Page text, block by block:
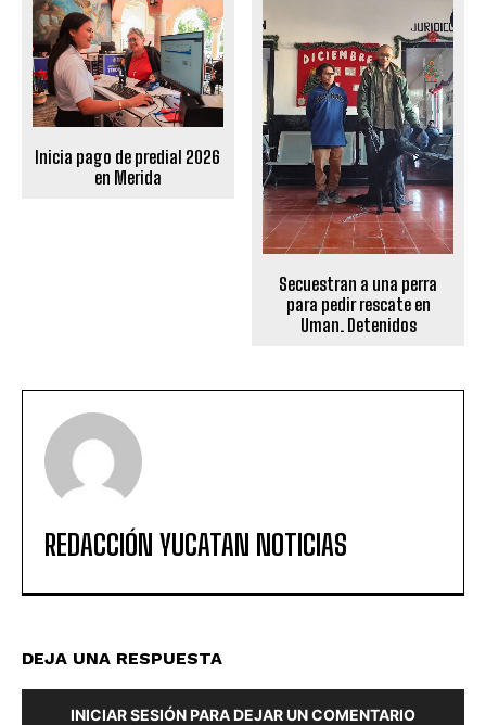
Inicia pago de predial 2026
en Merida
Secuestran a una perra
para pedir rescate en
Uman. Detenidos
REDACCIÓN YUCATAN NOTICIAS
DEJA UNA RESPUESTA
INICIAR SESIÓN PARA DEJAR UN COMENTARIO